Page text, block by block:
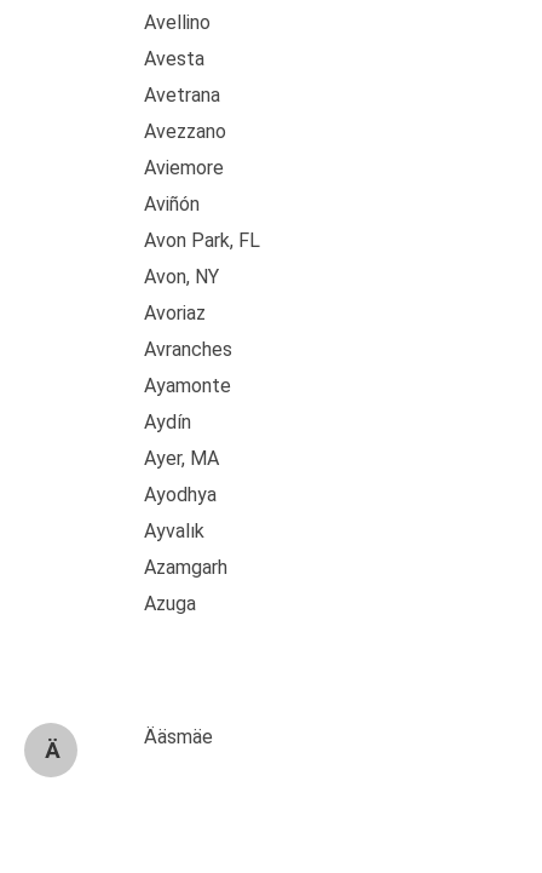
Avellino
Avesta
Avetrana
Avezzano
Aviemore
Aviñón
Avon Park, FL
Avon, NY
Avoriaz
Avranches
Ayamonte
Aydín
Ayer, MA
Ayodhya
Ayvalık
Azamgarh
Azuga
Ä
Ääsmäe